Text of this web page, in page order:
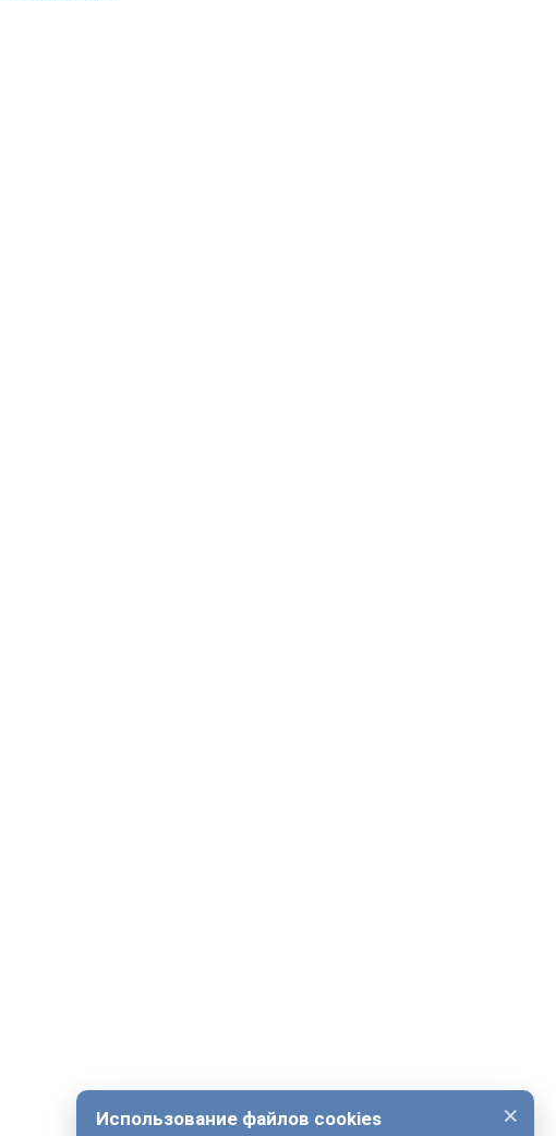
×
Использование файлов cookies